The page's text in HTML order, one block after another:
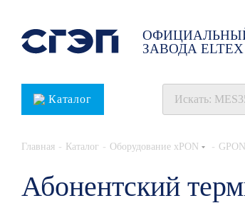
ЗАВОДА ELTEX
Каталог
Главная - Каталог - Оборудование xPON - GPON
Абонентский